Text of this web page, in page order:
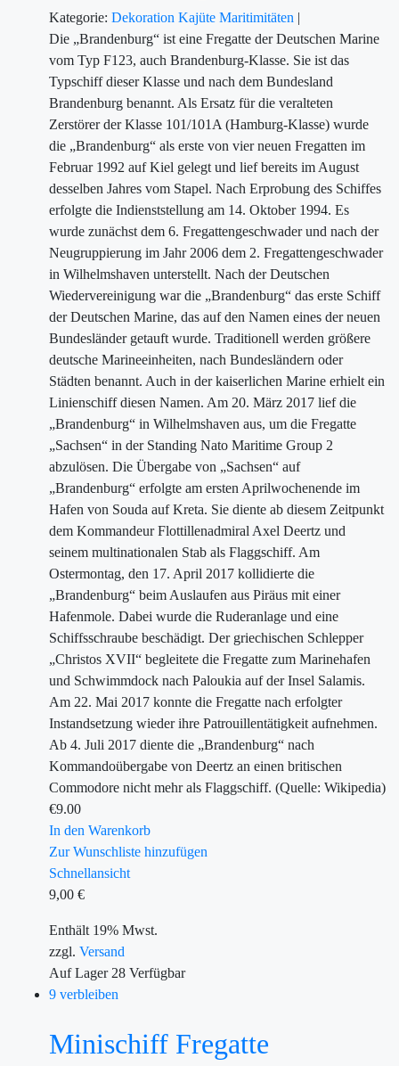
Kategorie: Dekoration Kajüte Maritimitäten |
Die „Brandenburg“ ist eine Fregatte der Deutschen Marine
vom Typ F123, auch Brandenburg-Klasse. Sie ist das
Typschiff dieser Klasse und nach dem Bundesland
Brandenburg benannt. Als Ersatz für die veralteten
Zerstörer der Klasse 101/101A (Hamburg-Klasse) wurde
die „Brandenburg“ als erste von vier neuen Fregatten im
Februar 1992 auf Kiel gelegt und lief bereits im August
desselben Jahres vom Stapel. Nach Erprobung des Schiffes
erfolgte die Indienststellung am 14. Oktober 1994. Es
wurde zunächst dem 6. Fregattengeschwader und nach der
Neugruppierung im Jahr 2006 dem 2. Fregattengeschwader
in Wilhelmshaven unterstellt. Nach der Deutschen
Wiedervereinigung war die „Brandenburg“ das erste Schiff
der Deutschen Marine, das auf den Namen eines der neuen
Bundesländer getauft wurde. Traditionell werden größere
deutsche Marineeinheiten, nach Bundesländern oder
Städten benannt. Auch in der kaiserlichen Marine erhielt ein
Linienschiff diesen Namen. Am 20. März 2017 lief die
„Brandenburg“ in Wilhelmshaven aus, um die Fregatte
„Sachsen“ in der Standing Nato Maritime Group 2
abzulösen. Die Übergabe von „Sachsen“ auf
„Brandenburg“ erfolgte am ersten Aprilwochenende im
Hafen von Souda auf Kreta. Sie diente ab diesem Zeitpunkt
dem Kommandeur Flottillenadmiral Axel Deertz und
seinem multinationalen Stab als Flaggschiff. Am
Ostermontag, den 17. April 2017 kollidierte die
„Brandenburg“ beim Auslaufen aus Piräus mit einer
Hafenmole. Dabei wurde die Ruderanlage und eine
Schiffsschraube beschädigt. Der griechischen Schlepper
„Christos XVII“ begleitete die Fregatte zum Marinehafen
und Schwimmdock nach Paloukia auf der Insel Salamis.
Am 22. Mai 2017 konnte die Fregatte nach erfolgter
Instandsetzung wieder ihre Patrouillentätigkeit aufnehmen.
Ab 4. Juli 2017 diente die „Brandenburg“ nach
Kommandoübergabe von Deertz an einen britischen
Commodore nicht mehr als Flaggschiff. (Quelle: Wikipedia)
€9.00
In den Warenkorb
Zur Wunschliste hinzufügen
Schnellansicht
9,00 €
Enthält 19% Mwst.
zzgl. Versand
Auf Lager28 Verfügbar
9 verbleiben
Minischiff Fregatte